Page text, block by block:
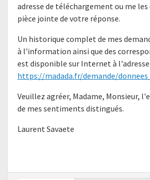
adresse de téléchargement ou me les
pièce jointe de votre réponse.
Un historique complet de mes
à l'information ainsi que des
est disponible sur Internet à l'adresse
https://madada.fr/demande/
Veuillez agréer, Madame, Monsieur,
de mes sentiments distingués.
Laurent Savaete